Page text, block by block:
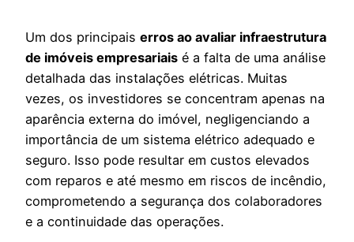
Um dos principais erros ao avaliar infraestrutura
de imóveis empresariais é a falta de uma análise
detalhada das instalações elétricas. Muitas
vezes, os investidores se concentram apenas na
aparência externa do imóvel, negligenciando a
importância de um sistema elétrico adequado e
seguro. Isso pode resultar em custos elevados
com reparos e até mesmo em riscos de incêndio,
comprometendo a segurança dos colaboradores
e a continuidade das operações.